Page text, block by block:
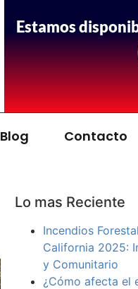
Estamos
Blog Contacto
Lo mas Reciente
Incendios
California 2025:
y Comunitario
¿Cómo afecta el